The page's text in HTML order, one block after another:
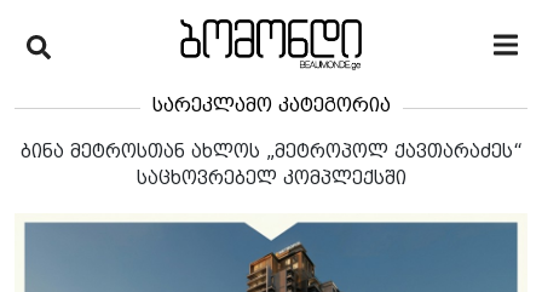
სარეკლამო კატეგორია
ბინა მეტროსთან ახლოს „მეტროპოლ ქავთარაძეს“
საცხოვრებელ კომპლექსში